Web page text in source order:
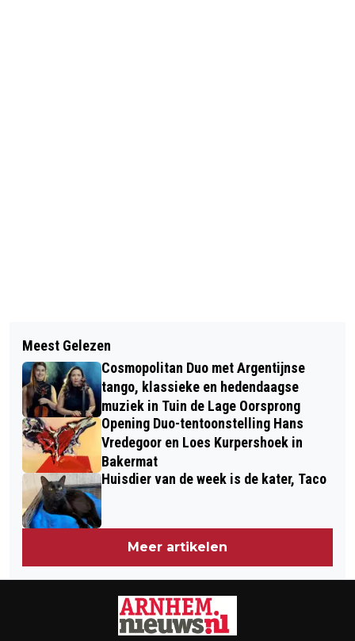
TENTOONSTELLING NEDERLANDS
OPENLUCHTMUSEUM OVER ANTON DE
KOM NAAR SURINAME
GOED NIEUWS VOOR
ISOLATIESECTOR: LANDELIJK
TOESTAAN VAN
OPSPORINGSMETHODE VOOR
VLEERMUIZEN
Meest Gelezen
Cosmopolitan Duo met Argentijnse
tango, klassieke en hedendaagse
muziek in Tuin de Lage Oorsprong
Opening Duo-tentoonstelling Hans
Vredegoor en Loes Kurpershoek in
Bakermat
Huisdier van de week is de kater, Taco
Meer artikelen